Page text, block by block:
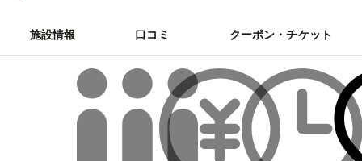
施設情報 口コミ クーポン・チケット